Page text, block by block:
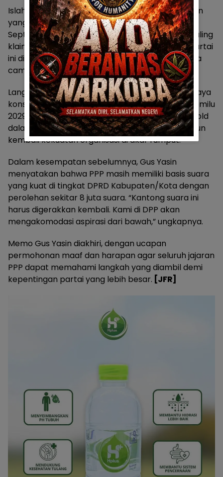
Islah tersebut mengakhiri dualisme kepengurusan
yang terjadi pasca Muktamar X PPP pada 27-28
September 2025, di mana kedua kubu sempat saling
klaim kemenangan. Rekonsiliasi murni internal partai
ini difasilitasi oleh tokoh-tokoh internal PPP tanpa
campur tangan dari pihak Istana.
Langkah Gus Yasin ini, merupakan bagian dari upaya
konsolidasi internal partai dalam menghadapi Pemilu
2029. PPP yang gagal lolos parliamentary threshold
dalam Pemilu 2024 tengah berupaya membangun
kembali kekuatan organisasi di akar rumput.
Dalam kesempatan sebelumnya, Gus Yasin
menyatakan bahwa PPP masih memiliki basis suara
yang kuat di tingkat DPRD Kabupaten/Kota dengan
perolehan sekitar 8 juta suara. “Kantong suara ini
harus digerakkan kembali. Kami di DPP akan
mengakomodasi aspirasi dari bawah,” ungkapnya.
Memo Gus Yasin diakhiri, dengan ucapan
permohonan maaf dan harapan agar seluruh jajaran
PPP dapat memahami langkah yang diambil demi
kepentingan partai yang lebih besar. [JFR]